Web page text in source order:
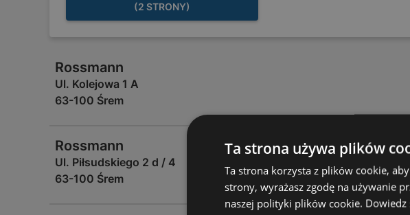
(2 STRONY)
Rossmann
Ul. Kolejowa 1 A
63-100 Śrem
Rossmann
Ul. Piłsudskiego 2 d / 4
63-100 Śrem
Ta strona używa plików
Ta strona korzysta z plików cookie,
strony, wyrażasz zgodę na używanie
naszej polityki plików cookie. Dowiedz